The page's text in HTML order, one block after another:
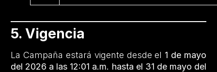
5. Vigencia
La Campaña estará vigente desde el 1 de mayo
del 2026 a las 12:01 a.m. hasta el 31 de mayo del